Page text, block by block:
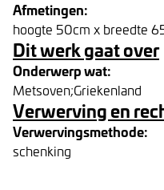
Afmetingen:
hoogte 50cm x breedte
Dit werk gaat over
Onderwerp wat:
Metsoven;Griekenland
Verwerving en
Verwervingsmethode:
schenking